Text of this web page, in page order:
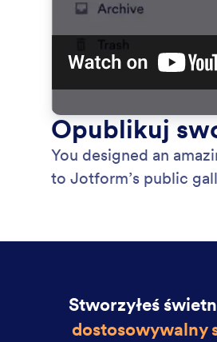
Opublikuj
You designed an
to Jotform’s public
Stworzyłeś
dostosowywalny